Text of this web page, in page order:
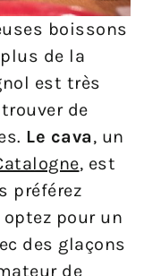
boissons
de la
est très
de
Le cava, un
, est
préférez
pour un
des glaçons
de